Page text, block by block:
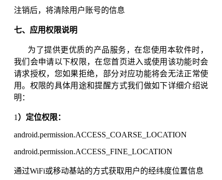
注销后，将清除用户账号的信息
七、应用权限说明
为了提供更优质的产品服务，在您使用本软件时，
我们会申请以下权限，在您首页进入或使用该功能时会
请求授权，您如果拒绝，部分对应功能将会无法正常使
用。权限的具体用途和提醒方式我们做如下详细介绍说
明：
1 ）定位权限：
android.permission.ACCESS_COARSE_LOCATION
android.permission.ACCESS_FINE_LOCATION
通过WiFi或移动基站的方式获取用户的经纬度位置信息